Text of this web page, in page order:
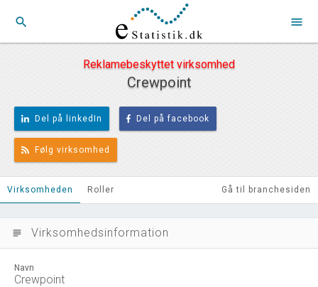
search menu
Reklamebeskyttet virksomhed
Crewpoint
Del på linkedIn Del på facebook
Følg virksomhed
Virksomheden Roller Gå til branchesiden
subject Virksomhedsinformation
Navn
Crewpoint